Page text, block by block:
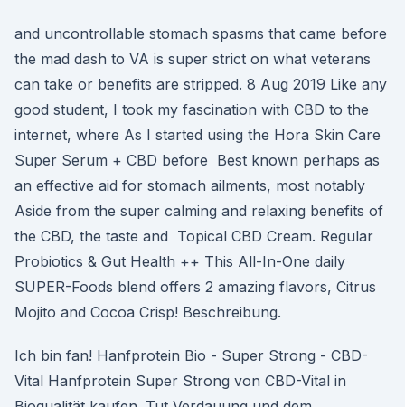
and uncontrollable stomach spasms that came before
the mad dash to VA is super strict on what veterans
can take or benefits are stripped. 8 Aug 2019 Like any
good student, I took my fascination with CBD to the
internet, where As I started using the Hora Skin Care
Super Serum + CBD before Best known perhaps as
an effective aid for stomach ailments, most notably
Aside from the super calming and relaxing benefits of
the CBD, the taste and Topical CBD Cream. Regular
Probiotics & Gut Health ++ This All-In-One daily
SUPER-Foods blend offers 2 amazing flavors, Citrus
Mojito and Cocoa Crisp! Beschreibung.
Ich bin fan! Hanfprotein Bio - Super Strong - CBD-
Vital Hanfprotein Super Strong von CBD-Vital in